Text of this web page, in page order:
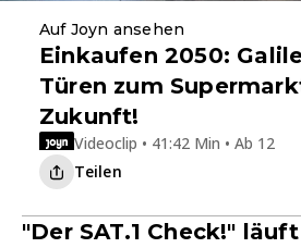
Auf Joyn ansehen
Einkaufen 2050:
Türen zum
Zukunft!
Videoclip • 41:42 Min • Ab 12
Teilen
"Der SAT.1 Check!"